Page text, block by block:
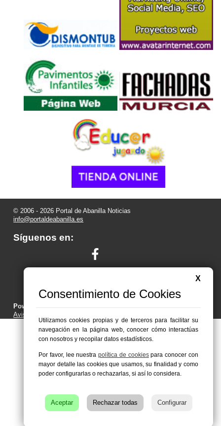
© 2006 - 2026 Portal de Abanilla Noticias
info@portaldeabanilla.es
Síguenos en:
Powered by:Superweb
Aviso Legal
X
Consentimiento de Cookies
Utilizamos cookies propias y de terceros para facilitar su
navegación en la página web, conocer cómo interactúas
con nosotros y recopilar datos estadísticos.
Por favor, lee nuestrapolítica de cookiespara conocer con
mayor detalle las cookies que usamos, su finalidad y como
poder configurarlas o rechazarlas, si así lo considera.
Aceptar Rechazar todas Configurar